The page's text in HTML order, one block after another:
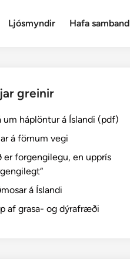
Ljósmyndir Hafa samband
greinir
um háplöntur á Íslandi (pdf)
á förnum vegi
er forgengilegu, en upprís
á Íslandi
af grasa- og dýrafræði